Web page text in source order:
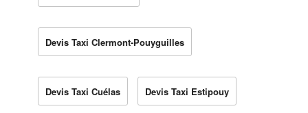
Devis Taxi Clermont-Pouyguilles
Devis Taxi Cuélas Devis Taxi Estipouy